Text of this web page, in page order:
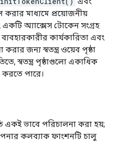
করার মাধ্যমে প্রয়োজনীয়
অ্যাক্সেস টোকেন সংগ্রহ
ব্যবহারকারীর কার্যকারিতা এবং
জন্য স্বতন্ত্র ওয়েব পৃষ্ঠা
স্বতন্ত্র পৃষ্ঠাগুলো একাধিক
পারে।
একই ভাবে পরিচালনা করা হয়;
কলব্যাক ফাংশনটি চালু